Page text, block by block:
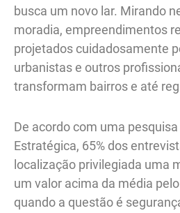
busca um novo lar. Mirando
moradia, empreendimentos
projetados cuidadosamente
urbanistas e outros
transformam bairros e até
De acordo com uma
Estratégica, 65% dos
localização privilegiada uma
um valor acima da média
quando a questão é